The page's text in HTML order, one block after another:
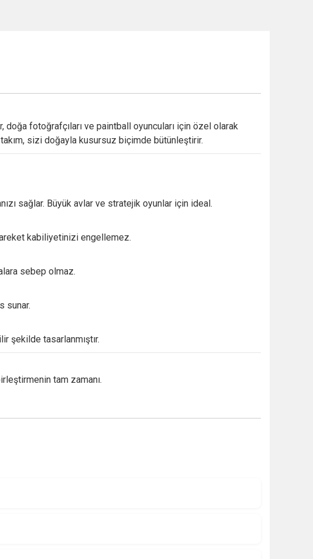
doğa fotoğrafçıları ve paintball oyuncuları için özel olarak
sizi doğayla kusursuz biçimde bütünleştirir.
sağlar. Büyük avlar ve stratejik oyunlar için ideal.
kabiliyetinizi engellemez.
sebep olmaz.
sunar.
şekilde tasarlanmıştır.
tam zamanı.